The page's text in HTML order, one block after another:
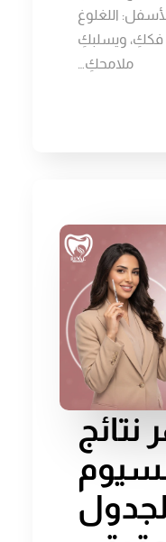
اللغلوغ
فككِ، ويسلبكِ
ملامحكِ…